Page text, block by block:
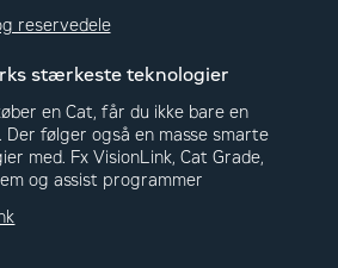
reservedele
stærkeste teknologier
en Cat, får du ikke bare en
Der følger også en masse smarte
med. Fx VisionLink, Cat Grade,
og assist programmer